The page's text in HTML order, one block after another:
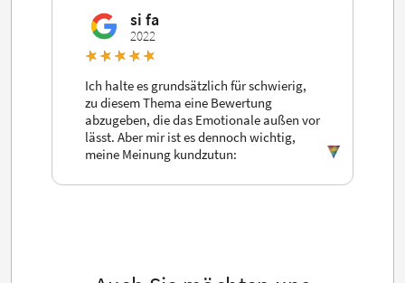
si fa
2022
Ich halte es grundsätzlich für schwierig,
zu diesem Thema eine Bewertung
abzugeben, die das Emotionale außen vor
lässt. Aber mir ist es dennoch wichtig,
meine Meinung kundzutun: